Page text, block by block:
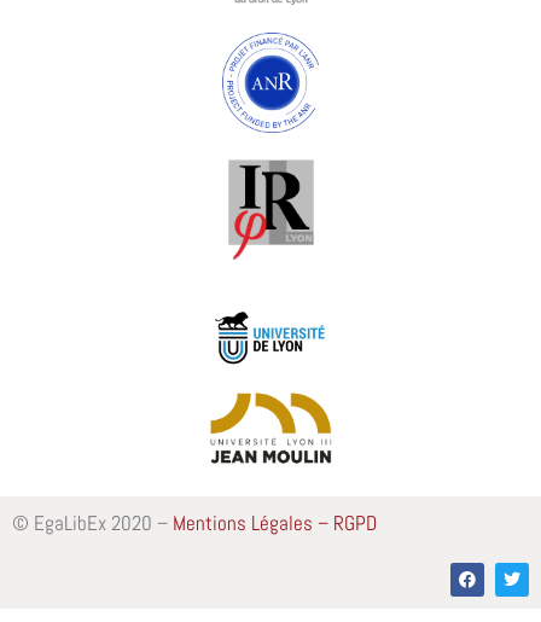
© EgaLibEx 2020 – Mentions Légales – RGPD